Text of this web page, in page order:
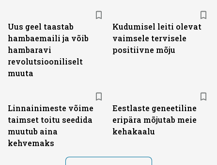
Uus geel taastab
hambaemaili ja võib
hambaravi
revolutsiooniliselt
muuta
Kudumisel leiti olevat
vaimsele tervisele
positiivne mõju
Linnainimeste võime
taimset toitu seedida
muutub aina
kehvemaks
Eestlaste geneetiline
eripära mõjutab meie
kehakaalu